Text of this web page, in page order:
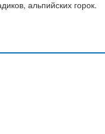
альпийских горок.